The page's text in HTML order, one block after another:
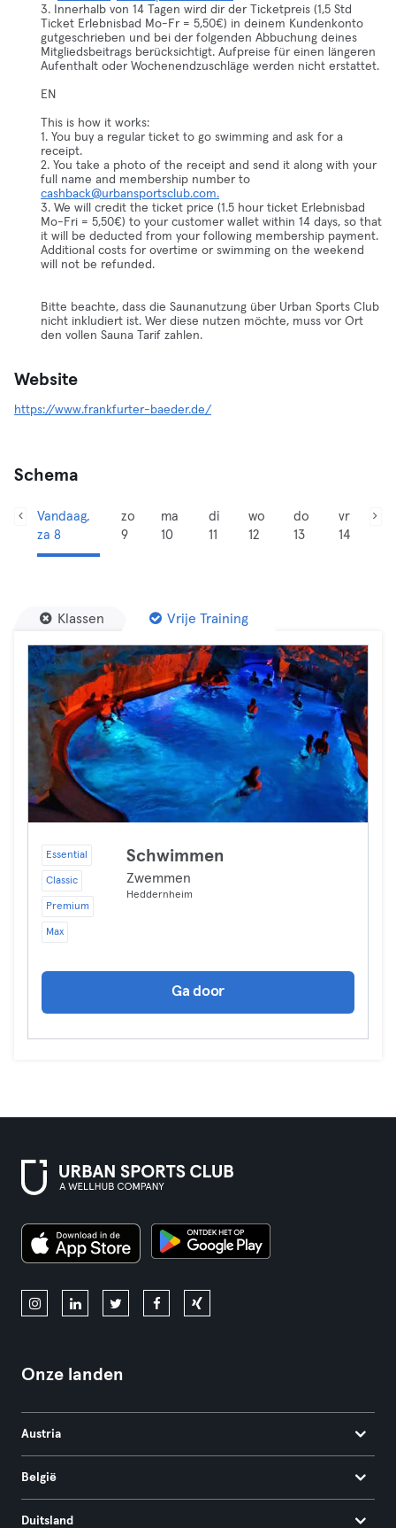
3. Innerhalb von 14 Tagen wird dir der Ticketpreis (1,5 Std
Ticket Erlebnisbad Mo-Fr = 5,50€) in deinem Kundenkonto
gutgeschrieben und bei der folgenden Abbuchung deines
Mitgliedsbeitrags berücksichtigt. Aufpreise für einen längeren
Aufenthalt oder Wochenendzuschläge werden nicht erstattet.
EN
This is how it works:
1. You buy a regular ticket to go swimming and ask for a
receipt.
2. You take a photo of the receipt and send it along with your
full name and membership number to
cashback@urbansportsclub.com.
3. We will credit the ticket price (1.5 hour ticket Erlebnisbad
Mo-Fri = 5,50€) to your customer wallet within 14 days, so that
it will be deducted from your following membership payment.
Additional costs for overtime or swimming on the weekend
will not be refunded.
Bitte beachte, dass die Saunanutzung über Urban Sports Club
nicht inkludiert ist. Wer diese nutzen möchte, muss vor Ort
den vollen Sauna Tarif zahlen.
Website
https://www.frankfurter-baeder.de/
Schema
Vandaag,
za 8
zo
9
ma
10
di
11
wo
12
do
13
vr
14
Klassen Vrije Training
Essential
Classic
Premium
Max
Schwimmen
Zwemmen
Heddernheim
Ga door
Onze landen
Austria
België
Duitsland